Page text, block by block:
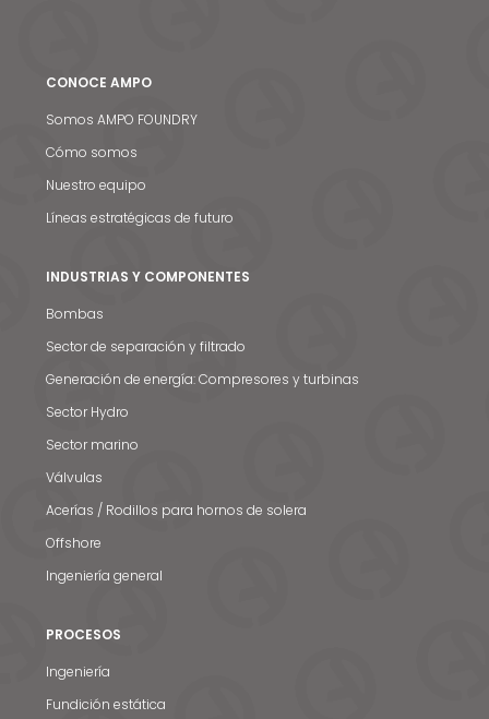
CONOCE AMPO
Somos AMPO FOUNDRY
Cómo somos
Nuestro equipo
Líneas estratégicas de futuro
INDUSTRIAS Y COMPONENTES
Bombas
Sector de separación y filtrado
Generación de energía: Compresores y turbinas
Sector Hydro
Sector marino
Válvulas
Acerías / Rodillos para hornos de solera
Offshore
Ingeniería general
PROCESOS
Ingeniería
Fundición estática